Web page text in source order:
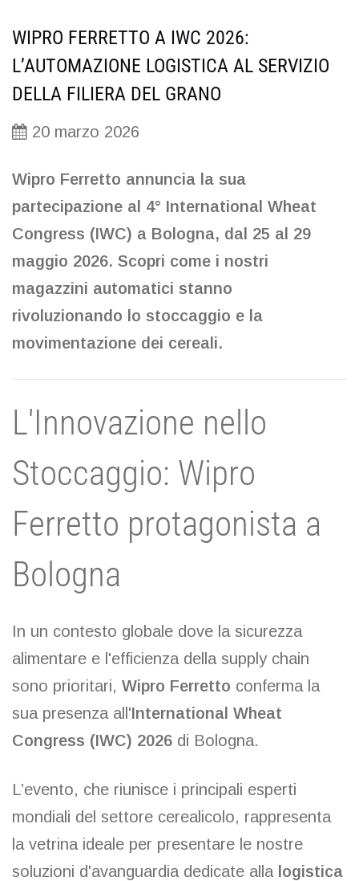
WIPRO FERRETTO A IWC 2026:
L’AUTOMAZIONE LOGISTICA AL SERVIZIO
DELLA FILIERA DEL GRANO
20 marzo 2026
Wipro Ferretto annuncia la sua
partecipazione al 4° International Wheat
Congress (IWC) a Bologna, dal 25 al 29
maggio 2026. Scopri come i nostri
magazzini automatici stanno
rivoluzionando lo stoccaggio e la
movimentazione dei cereali.
L'Innovazione nello
Stoccaggio: Wipro
Ferretto protagonista a
Bologna
In un contesto globale dove la sicurezza
alimentare e l'efficienza della supply chain
sono prioritari, Wipro Ferretto conferma la
sua presenza all'International Wheat
Congress (IWC) 2026 di Bologna.
L’evento, che riunisce i principali esperti
mondiali del settore cerealicolo, rappresenta
la vetrina ideale per presentare le nostre
soluzioni d'avanguardia dedicate alla logistica